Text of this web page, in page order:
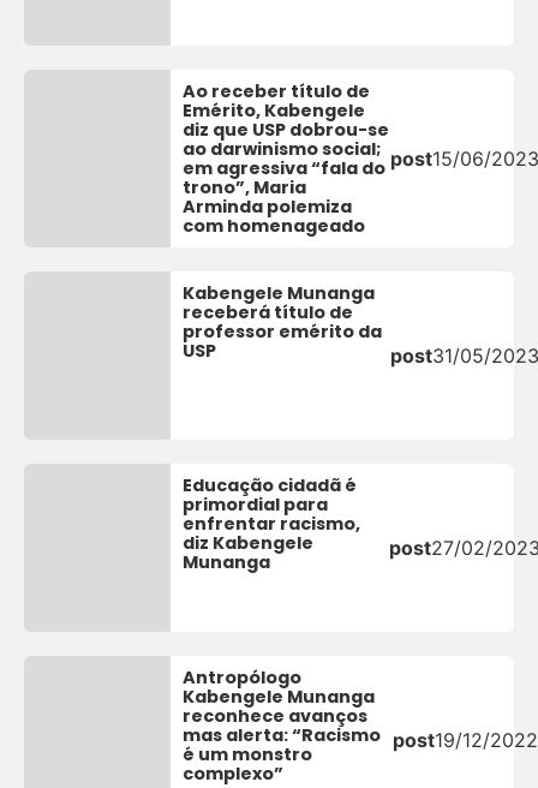
Ao receber título de
Emérito, Kabengele
diz que USP dobrou-se
ao darwinismo social;
em agressiva “fala do
trono”, Maria
Arminda polemiza
com homenageado
post15/06/
Kabengele Munanga
receberá título de
professor emérito da
USP
post31/05/
Educação cidadã é
primordial para
enfrentar racismo,
diz Kabengele
Munanga
post27/02/
Antropólogo
Kabengele Munanga
reconhece avanços
mas alerta: “Racismo
é um monstro
complexo”
post19/12/2022